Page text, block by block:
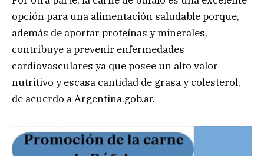
opción para una alimentación saludable porque,
además de aportar proteínas y minerales,
contribuye a prevenir enfermedades
cardiovasculares ya que posee un alto valor
nutritivo y escasa cantidad de grasa y colesterol,
de acuerdo a Argentina.gob.ar.